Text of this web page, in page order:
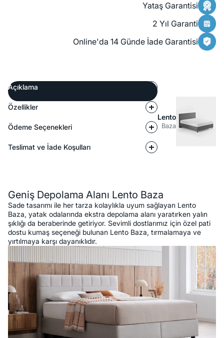
Yataş Garantisi
2 Yıl Garanti
Online'da 14 Günde İade Garantisi
Açıklama
Özellikler
Ödeme Seçenekleri
Teslimat ve İade Koşulları
Lento
Baza
Geniş Depolama Alanı Lento Baza
Sade tasarımı ile her tarza kolaylıkla uyum sağlayan Lento
Baza, yatak odalarında ekstra depolama alanı yaratırken yalın
şıklığı da beraberinde getiriyor. Sevimli dostlarımız için özel pati
dostu kumaş seçeneği bulunan Lento Baza, tırmalamaya ve
yırtılmaya karşı dayanıklıdır.